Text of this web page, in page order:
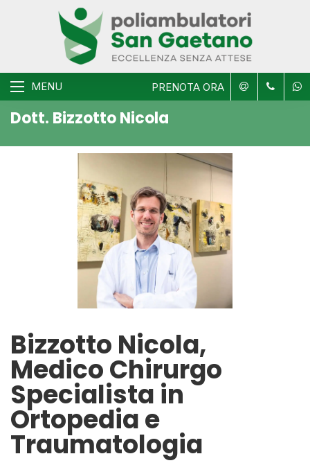
Dott. Bizzotto Nicola
Bizzotto Nicola,
Medico Chirurgo
Specialista in
Ortopedia e
Traumatologia
MENU PRENOTA ORA